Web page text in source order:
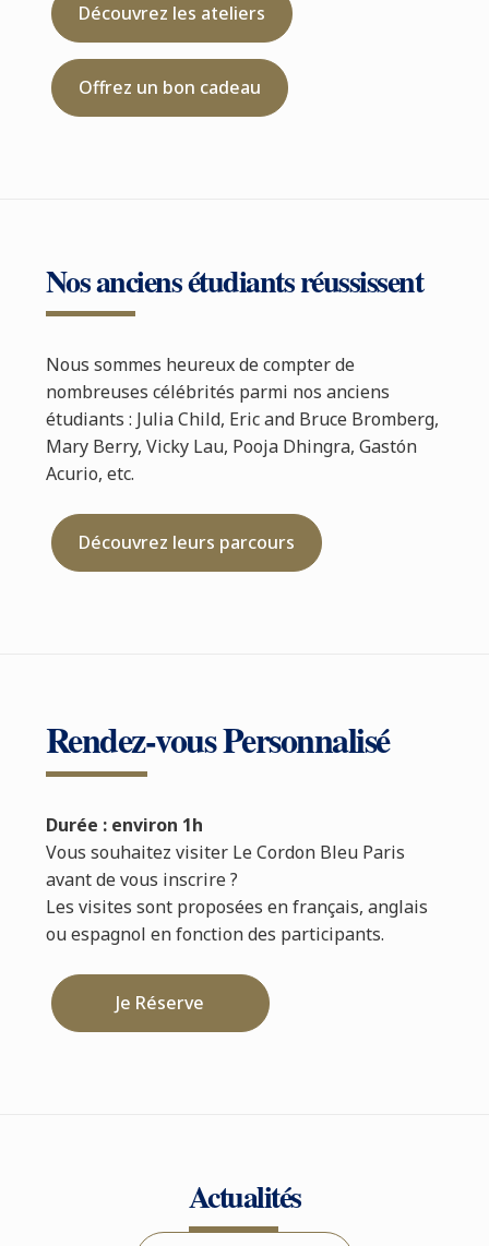
Découvrez les ateliers
Offrez un bon cadeau
Nos anciens étudiants réussissent
Nous sommes heureux de compter de
nombreuses célébrités parmi nos anciens
étudiants : Julia Child, Eric and Bruce Bromberg,
Mary Berry, Vicky Lau, Pooja Dhingra, Gastón
Acurio, etc.
Découvrez leurs parcours
Rendez-vous Personnalisé
Durée : environ 1h
Vous souhaitez visiter Le Cordon Bleu Paris
avant de vous inscrire ?
Les visites sont proposées en français, anglais
ou espagnol en fonction des participants.
Je Réserve
Actualités